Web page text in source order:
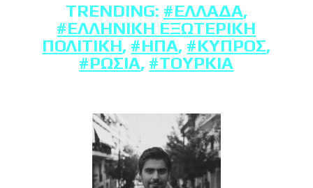
TRENDING: #ΕΛΛΆΔΑ,
#ΕΛΛΗΝΙΚΉ ΕΞΩΤΕΡΙΚΉ
ΠΟΛΙΤΙΚΉ, #ΗΠΑ, #ΚΎΠΡΟΣ,
#ΡΩΣΊΑ, #ΤΟΥΡΚΊΑ